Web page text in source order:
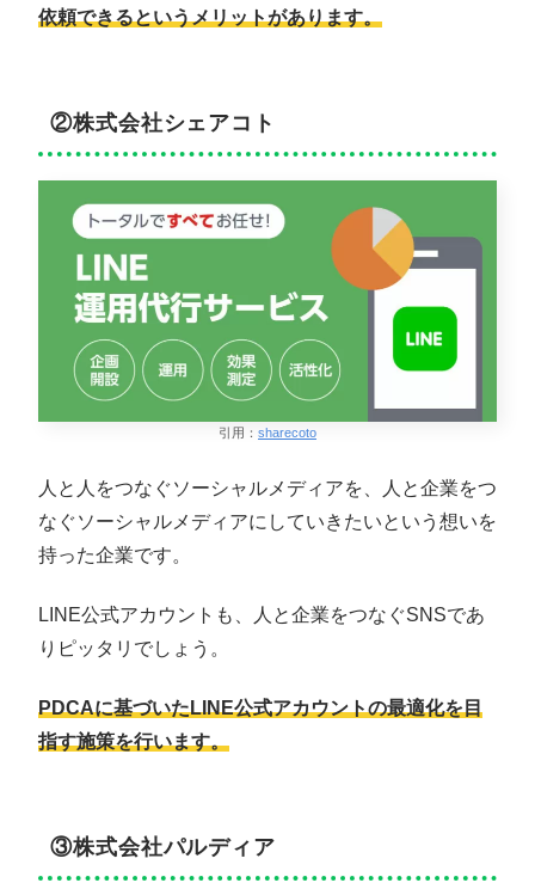
依頼できるというメリットがあります。
②株式会社シェアコト
引用： sharecoto
人と人をつなぐソーシャルメディアを、人と企業をつ
なぐソーシャルメディアにしていきたいという想いを
持った企業です。
LINE公式アカウントも、人と企業をつなぐSNSであ
りピッタリでしょう。
PDCAに基づいたLINE公式アカウントの最適化を目
指す施策を行います。
③株式会社パルディア